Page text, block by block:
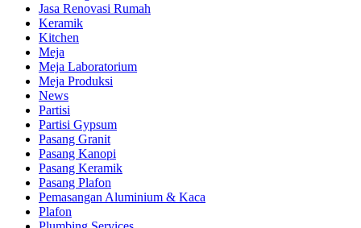
Jasa Renovasi Rumah
Keramik
Kitchen
Meja
Meja Laboratorium
Meja Produksi
News
Partisi
Partisi Gypsum
Pasang Granit
Pasang Kanopi
Pasang Keramik
Pasang Plafon
Pemasangan Aluminium & Kaca
Plafon